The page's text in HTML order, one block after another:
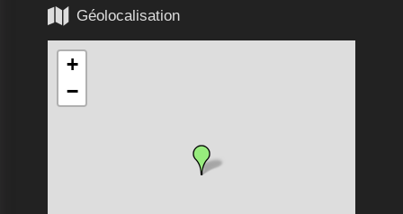
 Géolocalisation
+
−